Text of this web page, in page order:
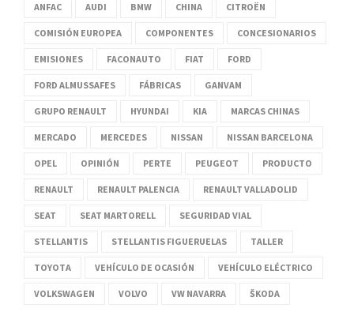
ANFAC AUDI BMW CHINA CITROËN
COMISIÓN EUROPEA COMPONENTES CONCESIONARIOS
EMISIONES FACONAUTO FIAT FORD
FORD ALMUSSAFES FÁBRICAS GANVAM
GRUPO RENAULT HYUNDAI KIA MARCAS CHINAS
MERCADO MERCEDES NISSAN NISSAN BARCELONA
OPEL OPINIÓN PERTE PEUGEOT PRODUCTO
RENAULT RENAULT PALENCIA RENAULT VALLADOLID
SEAT SEAT MARTORELL SEGURIDAD VIAL
STELLANTIS STELLANTIS FIGUERUELAS TALLER
TOYOTA VEHÍCULO DE OCASIÓN VEHÍCULO ELÉCTRICO
VOLKSWAGEN VOLVO VW NAVARRA ŠKODA